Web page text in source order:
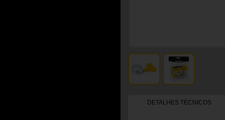
DETALHES TÉCNICOS